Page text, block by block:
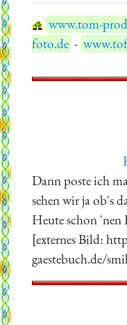
www.tom-
foto.de -
Dann poste ich
sehen wir ja ob's
Heute schon 'nen
[externes Bild:
gaestebuch.de/